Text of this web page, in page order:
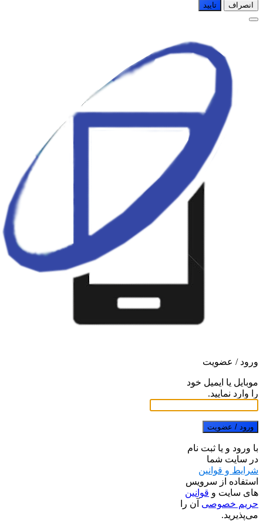
انصراف تایید
ورود / عضویت
موبایل یا ایمیل خود
را وارد نمایید.
ورود / عضویت
با ورود و یا ثبت نام
در سایت شما
شرایط و قوانین
استفاده از سرویس
های سایت و قوانین
حریم خصوصی آن را
می‌پذیرید.